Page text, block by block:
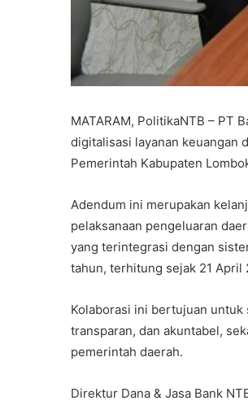
MATARAM, PolitikaNTB – PT
digitalisasi layanan keuangan
Pemerintah Kabupaten
Adendum ini merupakan
pelaksanaan pengeluaran
yang terintegrasi dengan
tahun, terhitung sejak 21 April
Kolaborasi ini bertujuan
transparan, dan akuntabel,
pemerintah daerah.
Direktur Dana & Jasa Bank